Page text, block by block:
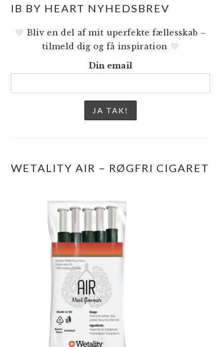
IB BY HEART NYHEDSBREV
Bliv en del af mit uperfekte fællesskab –
tilmeld dig og få inspiration
Din email
WETALITY AIR – RØGFRI CIGARET